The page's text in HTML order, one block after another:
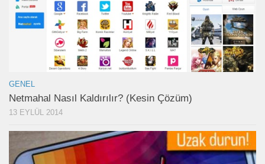
GENEL
Netmahal Nasıl Kaldırılır? (Kesin Çözüm)
13 EYLÜL 2014